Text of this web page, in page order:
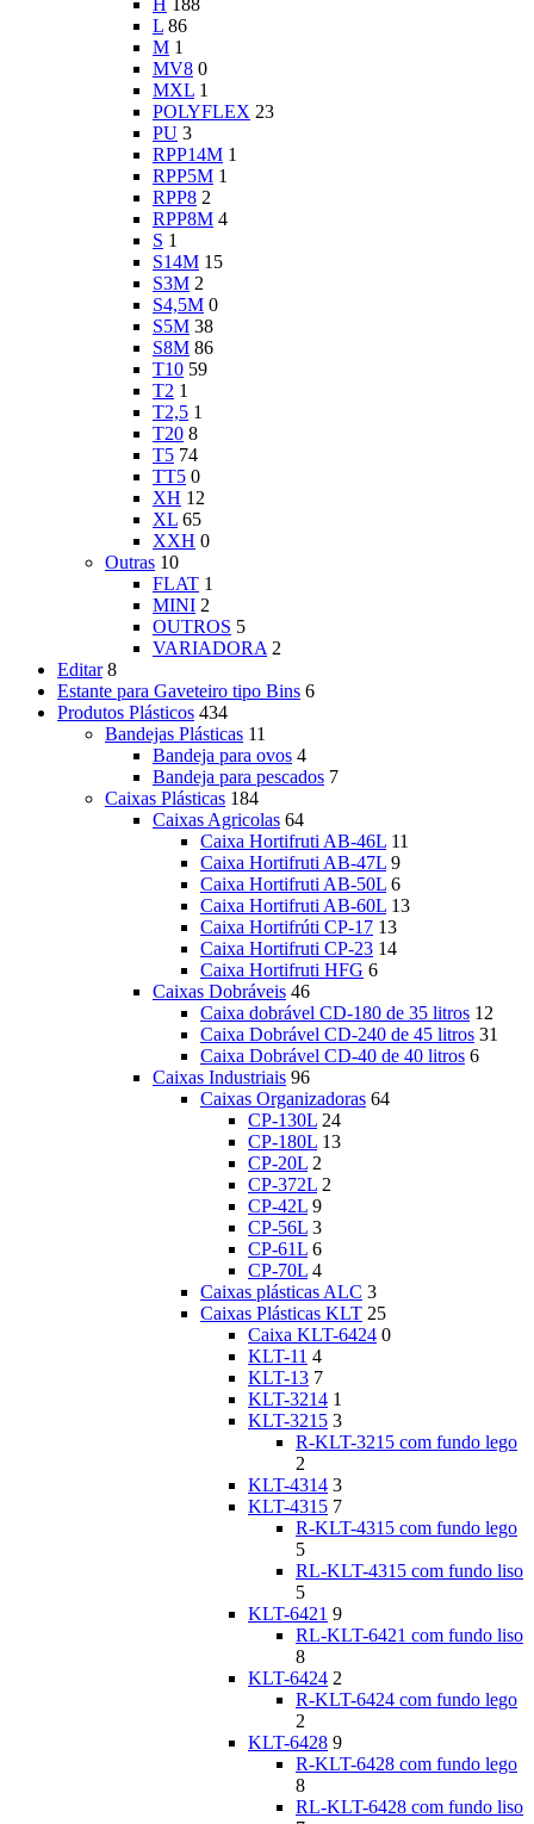
H 188
L 86
M 1
MV8 0
MXL 1
POLYFLEX 23
PU 3
RPP14M 1
RPP5M 1
RPP8 2
RPP8M 4
S 1
S14M 15
S3M 2
S4,5M 0
S5M 38
S8M 86
T10 59
T2 1
T2,5 1
T20 8
T5 74
TT5 0
XH 12
XL 65
XXH 0
Outras 10
FLAT 1
MINI 2
OUTROS 5
VARIADORA 2
Editar 8
Estante para Gaveteiro tipo Bins 6
Produtos Plásticos 434
Bandejas Plásticas 11
Bandeja para ovos 4
Bandeja para pescados 7
Caixas Plásticas 184
Caixas Agricolas 64
Caixa Hortifruti AB-46L 11
Caixa Hortifruti AB-47L 9
Caixa Hortifruti AB-50L 6
Caixa Hortifruti AB-60L 13
Caixa Hortifrúti CP-17 13
Caixa Hortifruti CP-23 14
Caixa Hortifruti HFG 6
Caixas Dobráveis 46
Caixa dobrável CD-180 de 35 litros 12
Caixa Dobrável CD-240 de 45 litros 31
Caixa Dobrável CD-40 de 40 litros 6
Caixas Industriais 96
Caixas Organizadoras 64
CP-130L 24
CP-180L 13
CP-20L 2
CP-372L 2
CP-42L 9
CP-56L 3
CP-61L 6
CP-70L 4
Caixas plásticas ALC 3
Caixas Plásticas KLT 25
Caixa KLT-6424 0
KLT-11 4
KLT-13 7
KLT-3214 1
KLT-3215 3
R-KLT-3215 com fundo lego
2
KLT-4314 3
KLT-4315 7
R-KLT-4315 com fundo lego
5
RL-KLT-4315 com fundo liso
5
KLT-6421 9
RL-KLT-6421 com fundo liso
8
KLT-6424 2
R-KLT-6424 com fundo lego
2
KLT-6428 9
R-KLT-6428 com fundo lego
8
RL-KLT-6428 com fundo liso